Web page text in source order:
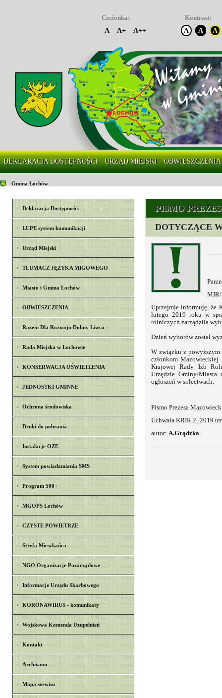
Czcionka:
A
A+ A++
Kontrast:
A
A A
DEKLARACJA DOSTĘPNOŚCI URZĄD MIEJSKI OBWIESZCZENIA
Gmina Łochów
Deklaracja Dostępności
LUPE system komunikacji
Urząd Miejski
TŁUMACZ JĘZYKA MIGOWEGO
Miasto i Gmina Łochów
OBWIESZCZENIA
Razem Dla Rozwoju Doliny Liwca
Rada Miejska w Łochowie
KONSERWACJA OŚWIETLENIA
JEDNOSTKI GMINNE
Ochrona środowiska
Druki do pobrania
Instalacje OZE
System powiadamiania SMS
Program 500+
MGOPS Łochów
CZYSTE POWIETRZE
Strefa Mieszkańca
NGO Organizacje Pozarządowe
Informacje Urzędu Skarbowego
KORONAWIRUS - komunikaty
Wojskowa Komenda Uzupełnień
Kontakt
Archiwum
Mapa serwisu
PISMO
DOTYCZĄCE
Uprzejmie informuję, że
lutego 2019 roku w
rolniczych zarządziła
Dzień wyborów został
W związku z powyższym
członkom
Krajowej Rady Izb
Urzędzie Gminy/Miasta
ogłoszeń w sołectwach.
Pismo Prezesa
Uchwała KRIR 2_2019
autor: A.Grądzka